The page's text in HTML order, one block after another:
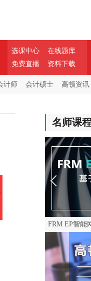
选课中心
在线题库
免费直播
资料下载
计师 会计硕士 高顿资讯
名师课
FRM EP智能